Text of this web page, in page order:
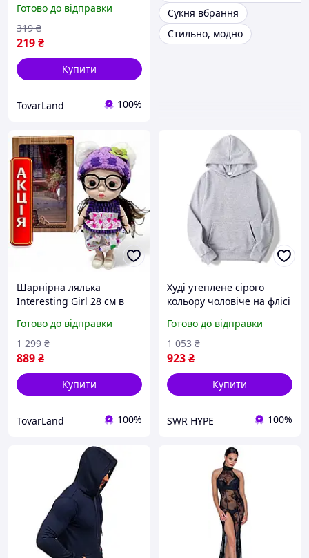
переноскою у модному
вбранні
Готово до відправки
219₴
319 ₴
Купити
TovarLand 100%
Сукня вбрання
Стильно, модно
Шарнірна лялька
Interesting Girl 28 см в
вбранні з аксесуарами
Готово до відправки
889₴
1 299 ₴
Купити
TovarLand 100%
Худі утеплене сірого
кольору чоловіче на флісі
з капюшоном зимова
Модна тепла якісна
одежа хлопчику
Готово до відправки
923₴
1 053 ₴
Купити
SWR HYPE 100%